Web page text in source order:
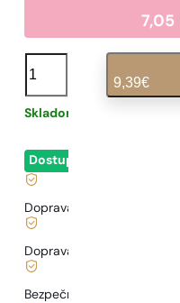
7,05
množstvo
N°
348
9,39€
Skladom
Dostupné
Doprava zadarmo od
Doprava od
Bezpečné nakupovanie a